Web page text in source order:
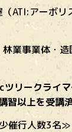
ATI:アーボリ
業事業体・
ークライマ
習以上を受講
催行人数3名≫